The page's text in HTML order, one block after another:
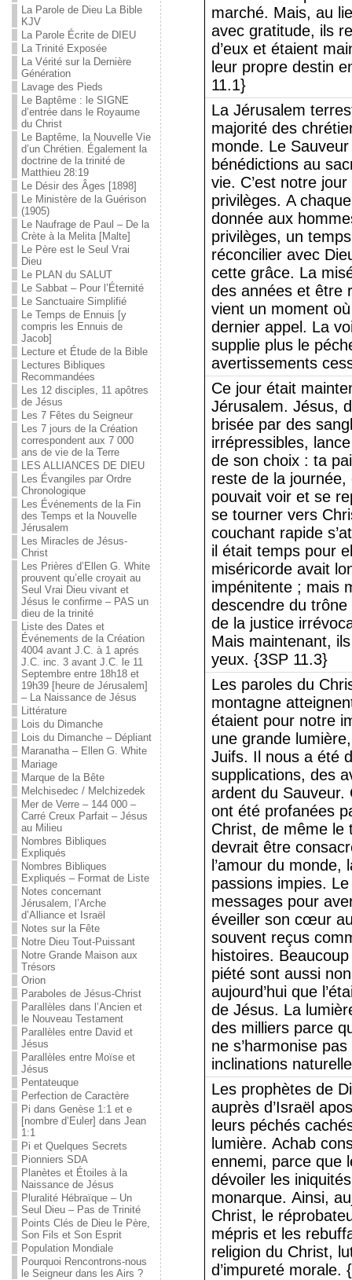
La Parole de Dieu La Bible
KJV
La Parole Écrite de DIEU
La Trinité Exposée
La Vérité sur la Dernière
Génération
Lavage des Pieds
Le Baptême : le SIGNE
d’entrée dans le Royaume
du Christ
Le Baptême, la Nouvelle Vie
d’un Chrétien. Également la
doctrine de la trinité de
Matthieu 28:19
Le Désir des Âges [1898]
Le Ministère de la Guérison
(1905)
Le Naufrage de Paul – De la
Crète à la Melita [Malte]
Le Père est le Seul Vrai
Dieu
Le PLAN du SALUT
Le Sabbat – Pour l’Éternité
Le Sanctuaire Simplifié
Le Temps de Ennuis [y
compris les Ennuis de
Jacob]
Lecture et Étude de la Bible
Lectures Bibliques
Recommandées
Les 12 disciples, 11 apôtres
de Jésus
Les 7 Fêtes du Seigneur
Les 7 jours de la Création
correspondent aux 7 000
ans de vie de la Terre
LES ALLIANCES DE DIEU
Les Évangiles par Ordre
Chronologique
Les Événements de la Fin
des Temps et la Nouvelle
Jérusalem
Les Miracles de Jésus-
Christ
Les Prières d’Ellen G. White
prouvent qu’elle croyait au
Seul Vrai Dieu vivant et
Jésus le confirme – PAS un
dieu de la trinité
Liste des Dates et
Événements de la Création
4004 avant J.C. à 1 aprés
J.C. inc. 3 avant J.C. le 11
Septembre entre 18h18 et
19h39 [heure de Jérusalem]
– La Naissance de Jésus
Littérature
Lois du Dimanche
Lois du Dimanche – Dépliant
Maranatha – Ellen G. White
Mariage
Marque de la Bête
Melchisedec / Melchizedek
Mer de Verre – 144 000 –
Carré Creux Parfait – Jésus
au Milieu
Nombres Bibliques
Expliqués
Nombres Bibliques
Expliqués – Format de Liste
Notes concernant
Jérusalem, l’Arche
d’Alliance et Israël
Notes sur la Fête
Notre Dieu Tout-Puissant
Notre Grande Maison aux
Trésors
Orion
Paraboles de Jésus-Christ
Parallèles dans l’Ancien et
le Nouveau Testament
Parallèles entre David et
Jésus
Parallèles entre Moïse et
Jésus
Pentateuque
Perfection de Caractère
Pi dans Genèse 1:1 et e
[nombre d’Euler] dans Jean
1:1
Pi et Quelques Secrets
Pionniers SDA
Planètes et Étoiles à la
Naissance de Jésus
Pluralité Hébraïque – Un
Seul Dieu – Pas de Trinité
Points Clés de Dieu le Père,
Son Fils et Son Esprit
Population Mondiale
Pourquoi Rencontrons-nous
le Seigneur dans les Airs ?
marché. Mais, au
avec gratitude, ils
d’eux et étaient
leur propre destin
11.1}
La Jérusalem
majorité des
monde. Le
bénédictions au
vie. C’est notre
privilèges. A
donnée aux
privilèges, un
réconcilier avec
cette grâce. La
des années et être
vient un moment
dernier appel. La
supplie plus le
avertissements
Ce jour était
Jérusalem. Jésus,
brisée par des
irrépressibles,
de son choix : ta
reste de la
pouvait voir et se
se tourner vers
couchant rapide
il était temps pour
miséricorde avait
impénitente ; mais
descendre du trône
de la justice
Mais maintenant,
yeux. {3SP 11.3}
Les paroles du
montagne
étaient pour notre
une grande
Juifs. Il nous a été
supplications, des
ardent du Sauveur.
ont été profanées
Christ, de même
devrait être
l’amour du monde,
passions impies.
messages pour
éveiller son cœur
souvent reçus
histoires.
piété sont aussi
aujourd’hui que
de Jésus. La
des milliers parce
ne s’harmonise
inclinations
Les prophètes de
auprès d’Israël
leurs péchés
lumière. Achab
ennemi, parce que
dévoiler les
monarque. Ainsi,
Christ, le
mépris et les
religion du Christ,
d’impureté morale.